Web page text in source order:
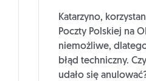
Katarzyno,
Poczty Polskiej na
niemożliwe,
błąd techniczny.
udało się